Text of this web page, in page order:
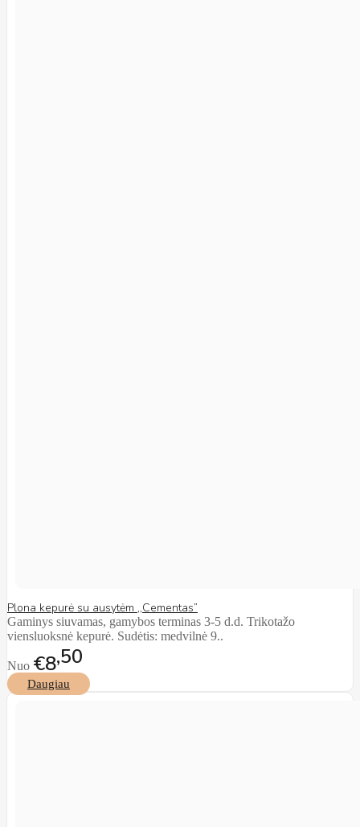
Plona kepurė su ausytėm ,,Cementas”
Gaminys siuvamas, gamybos terminas 3-5 d.d. Trikotažo
viensluoksnė kepurė. Sudėtis: medvilnė 9..
Nuo €850
Daugiau